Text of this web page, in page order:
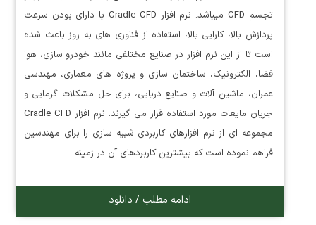
تجسم CFD میباشد. نرم افزار Cradle CFD با دارای بودن سرعت
پردازش بالا، کارایی بالا، استفاده از فناوری های به روز باعث شده
است تا از این نرم افزار در صنایع مختلفی مانند خودرو سازی، هوا
فضا، الکترونیک، ساختمان سازی و پروژه های معماری، مهندسی
عمران، ماشین آلات و صنایع دریایی، برای حل مشکلات گرمایی و
جریان مایعات مورد استفاده قرار می گیرند. نرم افزار Cradle CFD
مجموعه ای از نرم افزارهای کاربردی شبیه سازی را برای مهندسین
فراهم نموده است که بیشترین کاربردهای آن در زمینه…
ادامه مطلب / دانلود